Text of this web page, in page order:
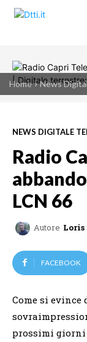
Home News
NEWS DIGITALE
Radio
LCN 66
Autore
FACEBOOK
Come si evince
prossimi giorni